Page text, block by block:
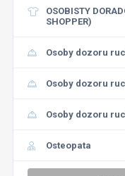
OSOBISTY
SHOPPER)
Osoby dozoru
Osoby dozoru
Osoby dozoru
Osteopata